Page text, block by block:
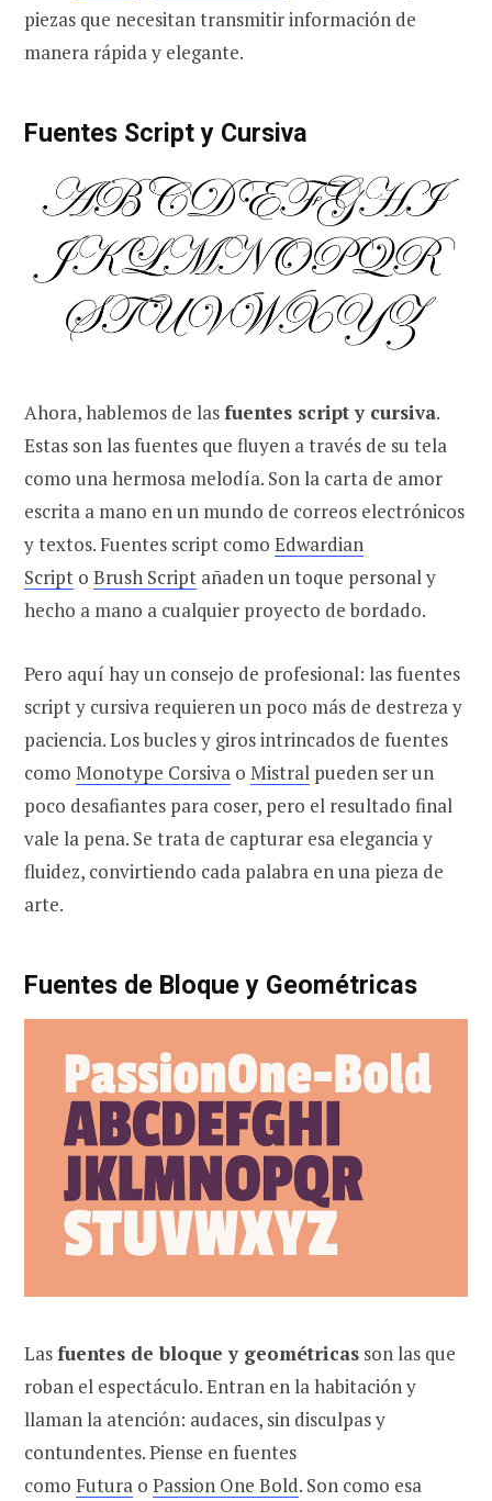
piezas que necesitan transmitir información de
manera rápida y elegante.
Fuentes Script y Cursiva
Ahora, hablemos de lasfuentes script y cursiva.
Estas son las fuentes que fluyen a través de su tela
como una hermosa melodía. Son la carta de amor
escrita a mano en un mundo de correos electrónicos
y textos. Fuentes script como Edwardian
Script o Brush Script añaden un toque personal y
hecho a mano a cualquier proyecto de bordado.
Pero aquí hay un consejo de profesional: las fuentes
script y cursiva requieren un poco más de destreza y
paciencia. Los bucles y giros intrincados de fuentes
como Monotype Corsiva o Mistral pueden ser un
poco desafiantes para coser, pero el resultado final
vale la pena. Se trata de capturar esa elegancia y
fluidez, convirtiendo cada palabra en una pieza de
arte.
Fuentes de Bloque y Geométricas
Lasfuentes de bloque y geométricas son las que
roban el espectáculo. Entran en la habitación y
llaman la atención: audaces, sin disculpas y
contundentes. Piense en fuentes
como Futura o Passion One Bold. Son como esa